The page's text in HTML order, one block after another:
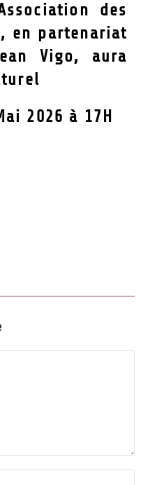
des
en partenariat
Vigo, aura
2026 à 17H